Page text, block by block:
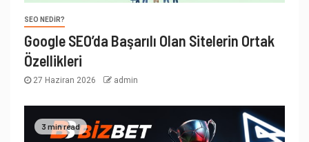
SEO NEDIR?
Google SEO’da Başarılı Olan Sitelerin Ortak
Özellikleri
27 Haziran 2026 admin
3 min read